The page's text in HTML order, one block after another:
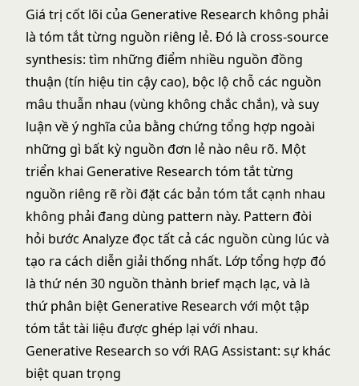
Giá trị cốt lõi của Generative Research không phải
là tóm tắt từng nguồn riêng lẻ. Đó là cross-source
synthesis: tìm những điểm nhiều nguồn đồng
thuận (tín hiệu tin cậy cao), bộc lộ chỗ các nguồn
mâu thuẫn nhau (vùng không chắc chắn), và suy
luận về ý nghĩa của bằng chứng tổng hợp ngoài
những gì bất kỳ nguồn đơn lẻ nào nêu rõ. Một
triển khai Generative Research tóm tắt từng
nguồn riêng rẽ rồi đặt các bản tóm tắt cạnh nhau
không phải đang dùng pattern này. Pattern đòi
hỏi bước Analyze đọc tất cả các nguồn cùng lúc và
tạo ra cách diễn giải thống nhất. Lớp tổng hợp đó
là thứ nén 30 nguồn thành brief mạch lạc, và là
thứ phân biệt Generative Research với một tập
tóm tắt tài liệu được ghép lại với nhau.
Generative Research so với RAG Assistant: sự khác
biệt quan trọng